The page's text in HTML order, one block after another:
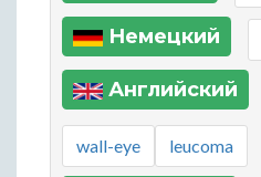
Немецкий
Английский
wall-eye leucoma